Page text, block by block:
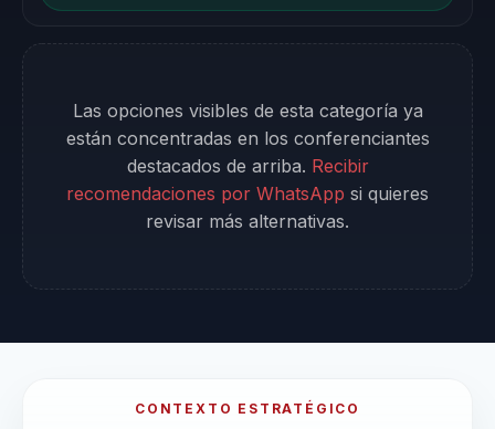
Las opciones visibles de esta categoría ya
están concentradas en los conferenciantes
destacados de arriba. Recibir
recomendaciones por WhatsApp si quieres
revisar más alternativas.
CONTEXTO ESTRATÉGICO